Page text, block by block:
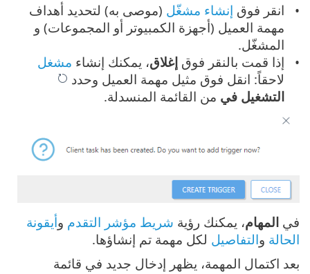
انقر فوق إنشاء مشغّل (موصى به) لتحديد أهداف
مهمة العميل (أجهزة الكمبيوتر أو المجموعات) و
المشغّل.
إذا قمت بالنقر فوقإغلاق، يمكنك إنشاء مشغل
لاحقاً: انقل فوق مثيل مهمة العميل وحدد
التشغيل في من القائمة المنسدلة.
في المهام، يمكنك رؤية شريط مؤشر التقدم وأيقونة
الحالة والتفاصيل لكل مهمة تم إنشاؤها.
بعد اكتمال المهمة، يظهر إدخال جديد في قائمة